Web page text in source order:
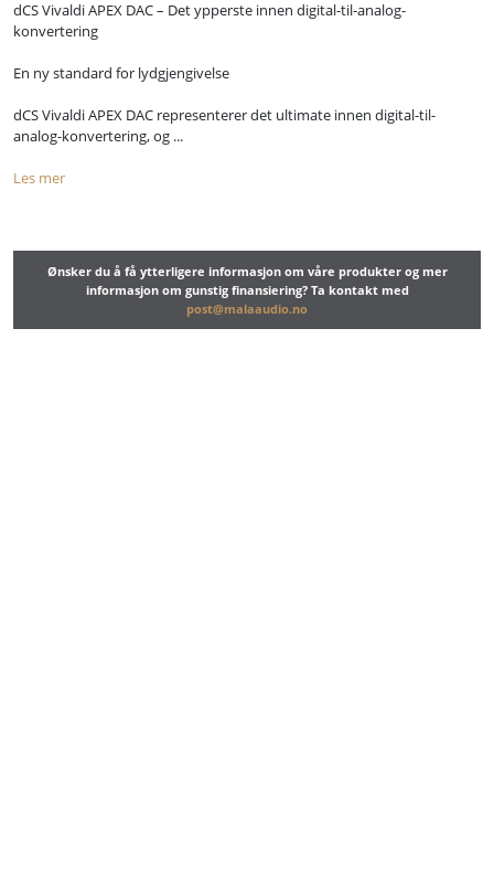
dCS Vivaldi APEX DAC – Det ypperste innen digital-til-analog-
konvertering
En ny standard for lydgjengivelse
dCS Vivaldi APEX DAC representerer det ultimate innen digital-til-
analog-konvertering, og ...
Les mer
Ønsker du å få ytterligere informasjon om våre produkter og mer
informasjon om gunstig finansiering? Ta kontakt med
post@malaaudio.no